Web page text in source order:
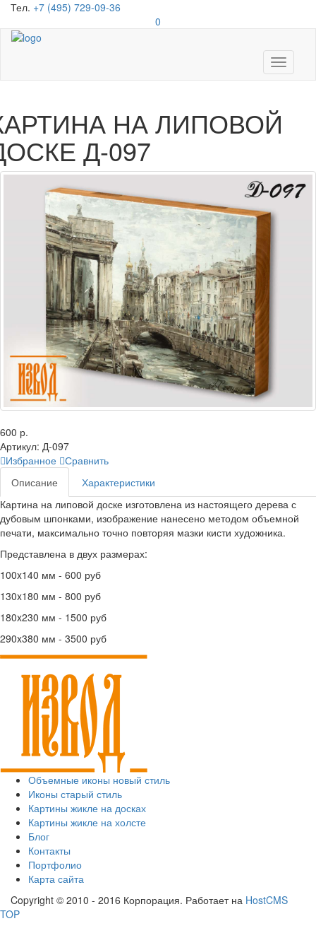
Тел. +7 (495) 729-09-36
0
Toggle
НА ЛИПОВОЙ
Д-097
600 р.
Артикул: Д-097
Избранное Сравнить
Описание
Характеристики
Картина на липовой доске изготовлена из настоящего дерева с
дубовым шпонками, изображение нанесено методом объемной
печати, максимально точно повторяя мазки кисти художника.
Представлена в двух размерах:
100x140 мм - 600 руб
130x180 мм - 800 руб
180x230 мм - 1500 руб
290x380 мм - 3500 руб
Объемные иконы новый стиль
Иконы старый стиль
Картины жикле на досках
Картины жикле на холсте
Блог
Контакты
Портфолио
Карта сайта
Copyright © 2010 - 2016 Корпорация. Работает на HostCMS
TOP